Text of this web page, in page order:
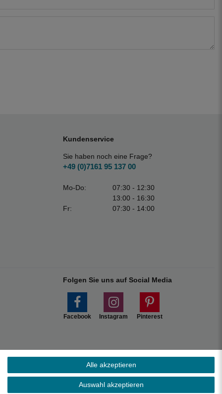
Kundenservice
Sie haben noch eine Frage?
+49 (0)7161 95 137 00
Mo-Do:
07:30 - 12:30
13:00 - 16:30
Fr:
07:30 - 14:00
Folgen Sie uns auf Social Media
Facebook Instagram Pinterest
ohne Inseln.
Alle akzeptieren
Auswahl akzeptieren